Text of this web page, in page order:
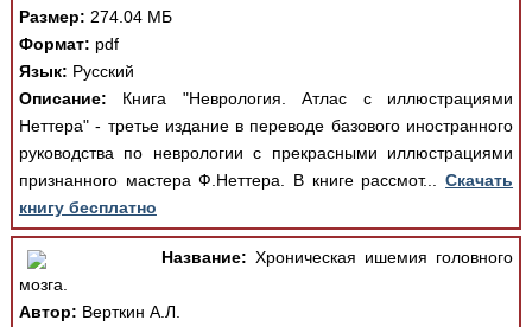
Размер: 274.04 МБ
Формат: pdf
Язык: Русский
Описание: Книга "Неврология. Атлас с иллюстрациями
Неттера" - третье издание в переводе базового иностранного
руководства по неврологии с прекрасными иллюстрациями
признанного мастера Ф.Неттера. В книге рассмот...Скачать
книгу бесплатно
Название: Хроническая ишемия головного
мозга.
Автор: Верткин А.Л.